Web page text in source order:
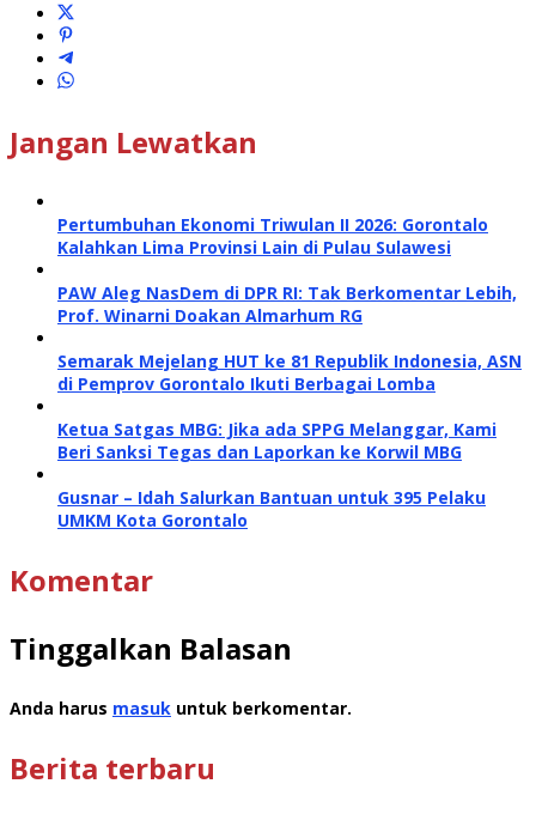
Jangan Lewatkan
Pertumbuhan Ekonomi Triwulan II 2026: Gorontalo
Kalahkan Lima Provinsi Lain di Pulau Sulawesi
PAW Aleg NasDem di DPR RI: Tak Berkomentar Lebih,
Prof. Winarni Doakan Almarhum RG
Semarak Mejelang HUT ke 81 Republik Indonesia, ASN
di Pemprov Gorontalo Ikuti Berbagai Lomba
Ketua Satgas MBG: Jika ada SPPG Melanggar, Kami
Beri Sanksi Tegas dan Laporkan ke Korwil MBG
Gusnar – Idah Salurkan Bantuan untuk 395 Pelaku
UMKM Kota Gorontalo
Komentar
Tinggalkan Balasan
Anda harus masuk untuk berkomentar.
Berita terbaru